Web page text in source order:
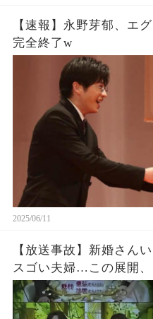
【速報】永野芽郁、エ
完全終了w
2025/06/11
【放送事故】新婚さん
スゴい夫婦…この展開